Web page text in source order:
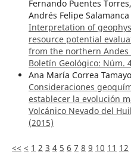
Fernando Puentes
Andrés Felipe
Interpretation of
resource potential
from the northern
Boletín Geológico: Núm.
Ana María Correa
Consideraciones
establecer la evolución
Volcánico Nevado del
(2015)
<< < 1 2 3 4 5 6 7 8 9 10 11 12